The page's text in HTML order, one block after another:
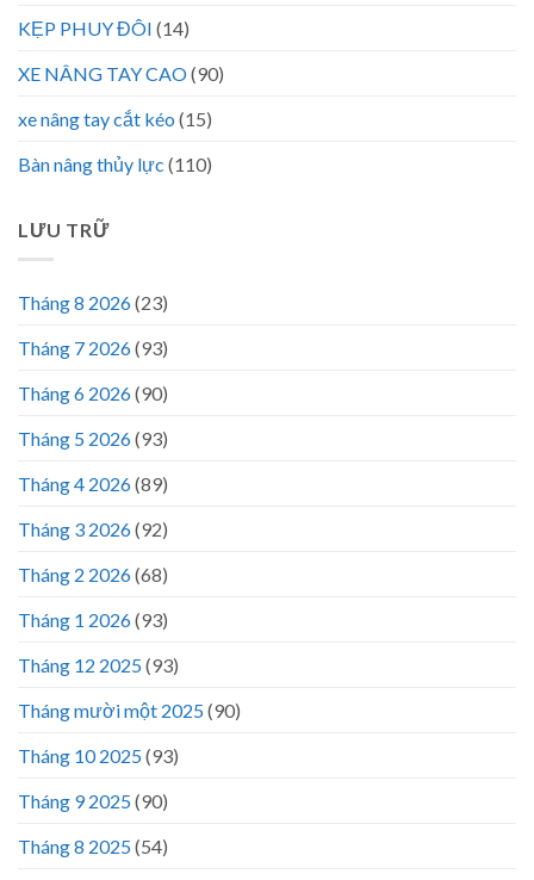
KẸP PHUY ĐÔI (14)
XE NÂNG TAY CAO(90)
xe nâng tay cắt kéo (15)
Bàn nâng thủy lực (110)
LƯU TRỮ
Tháng 8 2026(23)
Tháng 7 2026(93)
Tháng 6 2026(90)
Tháng 5 2026(93)
Tháng 4 2026(89)
Tháng 3 2026(92)
Tháng 2 2026(68)
Tháng 1 2026(93)
Tháng 12 2025(93)
Tháng mười một 2025(90)
Tháng 10 2025(93)
Tháng 9 2025(90)
Tháng 8 2025(54)